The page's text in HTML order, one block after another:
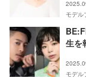
モデル
生を
モデル